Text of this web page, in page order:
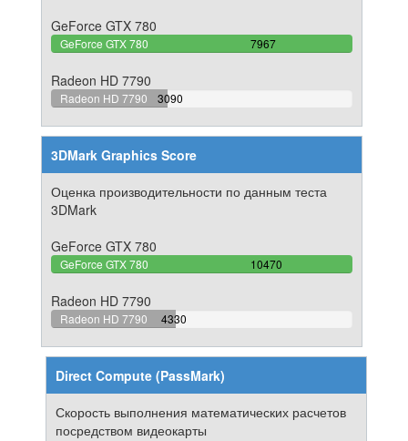
GeForce GTX 780
GeForce GTX 780 7967
100%
Radeon HD 7790
Radeon HD 7790 3090
38.784988075813%
3DMark Graphics Score
Оценка производительности по данным теста
3DMark
GeForce GTX 780
GeForce GTX 780 10470
100%
Radeon HD 7790
Radeon HD 7790 4330
41.356255969436%
Direct Compute (PassMark)
Скорость выполнения математических расчетов
посредством видеокарты